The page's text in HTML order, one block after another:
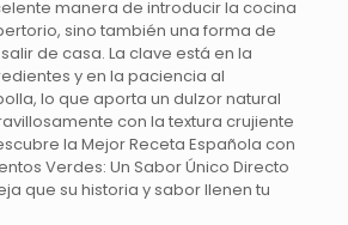
manera de introducir la cocina
sino también una forma de
de casa. La clave está en la
y en la paciencia al
lo que aporta un dulzor natural
con la textura crujiente
la Mejor Receta Española con
Verdes: Un Sabor Único Directo
que su historia y sabor llenen tu